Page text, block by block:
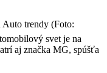
trendy (Foto:
svet je na
aj značka MG, spúšťa